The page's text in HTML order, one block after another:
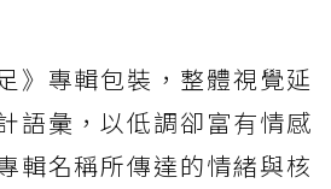
》專輯包裝，整體視覺延
語彙，以低調卻富有情感
輯名稱所傳達的情緒與核